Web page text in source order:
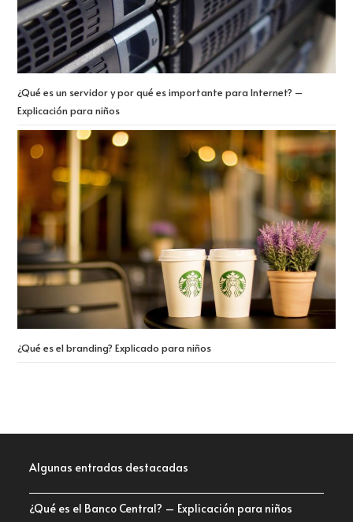
¿Qué es un servidor y por qué es importante para Internet? –
Explicación para niños
¿Qué es el branding? Explicado para niños
Algunas entradas destacadas
¿Qué es el Banco Central? – Explicación para niños